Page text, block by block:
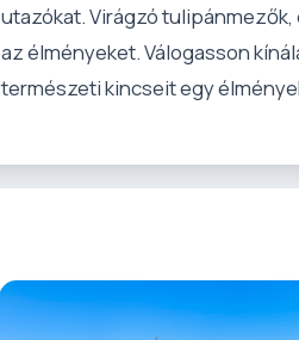
utazókat. Virágzó
az élményeket. Válogasson
természeti kincseit egy